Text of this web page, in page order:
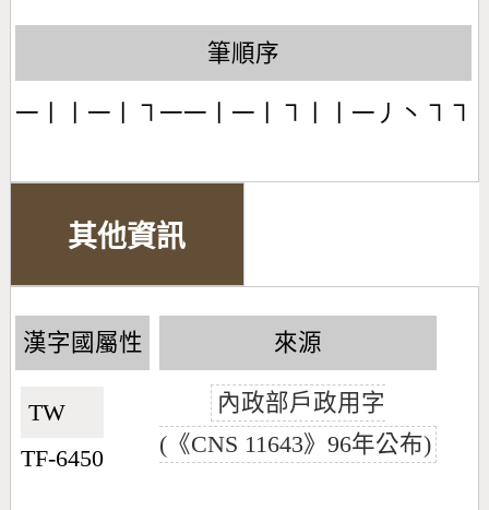
筆順序
一丨丨一丨㇕一一丨一丨㇕丨丨一丿丶㇕㇕
其他資訊
漢字國屬性
TW🇹🇼
TF-6450
來源
內政部戶政用字
(《CNS 11643》96年公布)